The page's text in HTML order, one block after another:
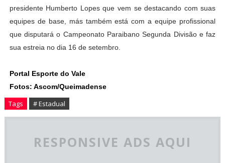
presidente Humberto Lopes que vem se destacando com suas
equipes de base, más também está com a equipe profissional
que disputará o Campeonato Paraibano Segunda Divisão e faz
sua estreia no dia 16 de setembro.
Portal Esporte do Vale
Fotos: Ascom/Queimadense
Tags # Estadual
RESPONSIVE ADS AQUI